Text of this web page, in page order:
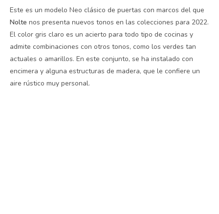
Este es un modelo Neo clásico de puertas con marcos del que
Nolte nos presenta nuevos tonos en las colecciones para 2022.
El color gris claro es un acierto para todo tipo de cocinas y
admite combinaciones con otros tonos, como los verdes tan
actuales o amarillos. En este conjunto, se ha instalado con
encimera y alguna estructuras de madera, que le confiere un
aire rústico muy personal.